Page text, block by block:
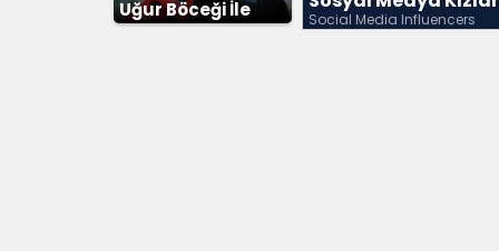
Uğur Böceği İle
Social Media Influencers